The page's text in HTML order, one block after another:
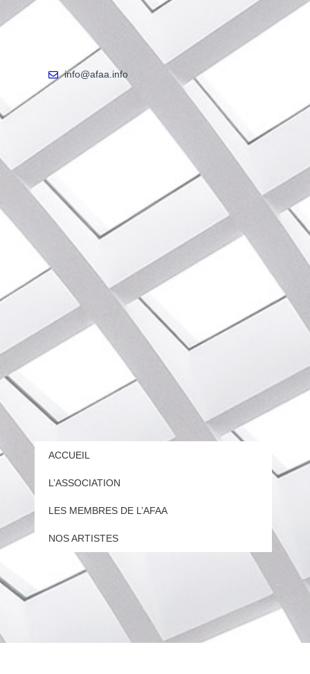
info@afaa.info
ACCUEIL
L’ASSOCIATION
LES MEMBRES DE L’AFAA
NOS ARTISTES